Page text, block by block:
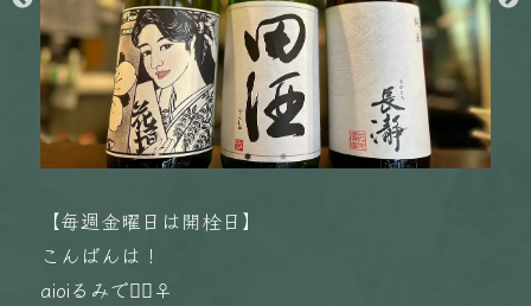
【毎週金曜日は開栓日】
こんばんは！
aioiるみです🏻‍♀️